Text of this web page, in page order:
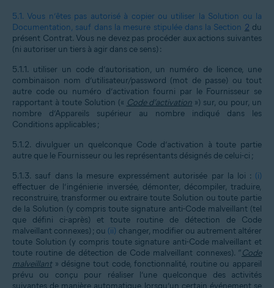
5.1. Vous n’êtes pas autorisé à copier ou utiliser la Solution ou la
Documentation, sauf dans la mesure stipulée dans la Section 2 du
présent Contrat. Vous ne devez pas procéder aux actions suivantes
(ni autoriser un tiers à agir dans ce sens) :
5.1.1. utiliser un code d’autorisation, un numéro de licence, une
combinaison nom d’utilisateur/password (mot de passe) ou tout
autre code ou numéro d’activation fourni par le Fournisseur se
rapportant à toute Solution (« Code d’activation ») sur, ou pour, un
nombre d’Appareils supérieur au nombre indiqué dans les
Conditions applicables ;
5.1.2. divulguer un quelconque Code d’activation à toute partie
autre que le Fournisseur ou les représentants désignés de celui-ci ;
5.1.3. sauf dans la mesure expressément autorisée par la loi : (i)
effectuer de l’ingénierie inversée, démonter, décompiler, traduire,
reconstruire, transformer ou extraire toute Solution ou toute partie
de la Solution (y compris toute signature anti-Code malveillant (tel
que défini ci-après) et toute routine de détection de Code
malveillant connexes) ; ou (ii) changer, modifier ou autrement altérer
toute Solution (y compris toute signature anti-Code malveillant et
toute routine de détection de Code malveillant connexes). “Code
malveillant» désigne tout code, fonctionnalité, routine ou appareil
prévu ou conçu pour réaliser l’une quelconque des activités
suivantes de manière automatique, lorsqu’un certain événement se